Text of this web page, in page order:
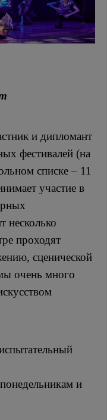
и дипломант
фестивалей (на
списке – 11
участие в
несколько
проходят
сценической
очень много
и